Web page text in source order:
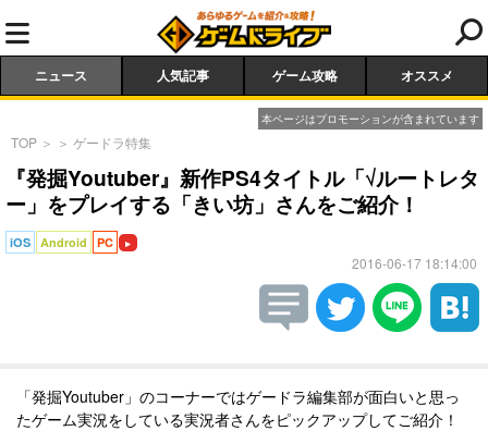
ニュース 人気記事 ゲーム攻略 オススメ
本ページはプロモーションが含まれています
TOP ＞ ＞ ゲードラ特集
『発掘Youtuber』新作PS4タイトル「√ルートレタ
ー」をプレイする「きい坊」さんをご紹介！
iOS Android PC
2016-06-17 18:14:00
「発掘Youtuber」のコーナーではゲードラ編集部が面白いと思っ
たゲーム実況をしている実況者さんをピックアップしてご紹介！